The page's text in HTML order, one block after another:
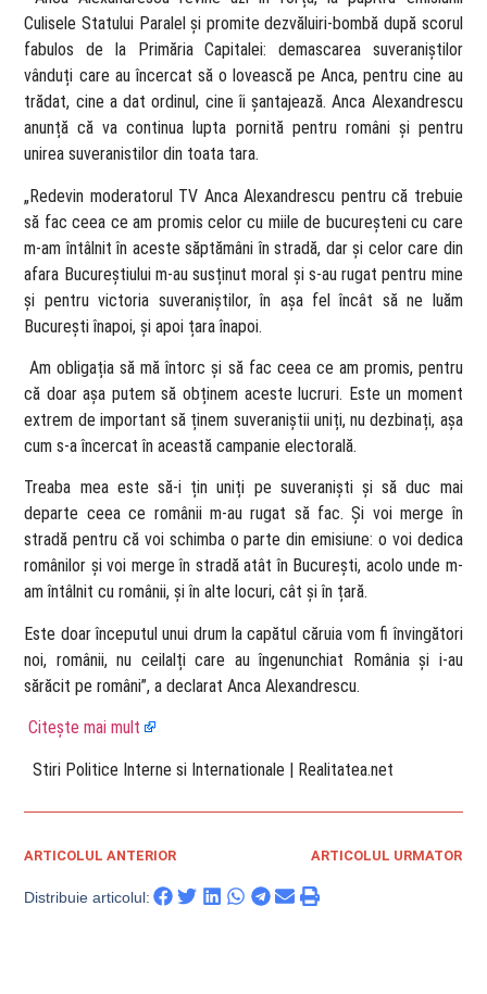
Culisele Statului Paralel și promite dezvăluiri-bombă după scorul
fabulos de la Primăria Capitalei: demascarea suveraniștilor
vânduți care au încercat să o lovească pe Anca, pentru cine au
trădat, cine a dat ordinul, cine îi șantajează. Anca Alexandrescu
anunță că va continua lupta pornită pentru români și pentru
unirea suveranistilor din toata tara.
„Redevin moderatorul TV Anca Alexandrescu pentru că trebuie
să fac ceea ce am promis celor cu miile de bucureșteni cu care
m-am întâlnit în aceste săptămâni în stradă, dar și celor care din
afara Bucureștiului m-au susținut moral și s-au rugat pentru mine
și pentru victoria suveraniștilor, în așa fel încât să ne luăm
București înapoi, și apoi țara înapoi.
Am obligația să mă întorc și să fac ceea ce am promis, pentru
că doar așa putem să obținem aceste lucruri. Este un moment
extrem de important să ținem suveraniștii uniți, nu dezbinați, așa
cum s-a încercat în această campanie electorală.
Treaba mea este să-i țin uniți pe suveraniști și să duc mai
departe ceea ce românii m-au rugat să fac. Și voi merge în
stradă pentru că voi schimba o parte din emisiune: o voi dedica
românilor și voi merge în stradă atât în București, acolo unde m-
am întâlnit cu românii, și în alte locuri, cât și în țară.
Este doar începutul unui drum la capătul căruia vom fi învingători
noi, românii, nu ceilalți care au îngenunchiat România și i-au
sărăcit pe români”, a declarat Anca Alexandrescu.
Citește mai mult
​ Stiri Politice Interne si Internationale | Realitatea.net
ARTICOLUL ANTERIOR ARTICOLUL URMATOR
Distribuie articolul: